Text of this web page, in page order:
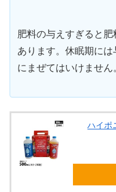
肥料の与えすぎると
あります。休眠期に
にまぜてはいけません
ハイポ